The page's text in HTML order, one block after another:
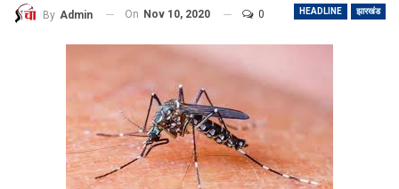
HEADLINE झारखंड
By Admin On Nov 10, 2020 0